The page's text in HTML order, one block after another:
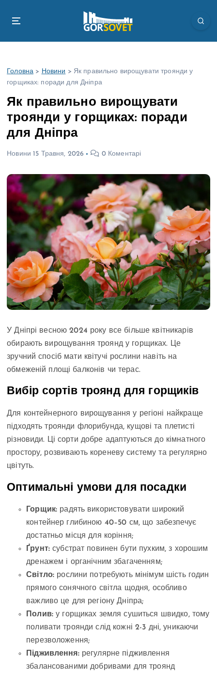
Головна > Новини > Як правильно вирощувати троянди у
горщиках: поради для Дніпра
Як правильно вирощувати
троянди у горщиках: поради
для Дніпра
Новини 15 Травня, 2026 0 Коментарі
У Дніпрі весною 2024 року все більше квітникарів
обирають вирощування троянд у горщиках. Це
зручний спосіб мати квітучі рослини навіть на
обмеженій площі балконів чи терас.
Вибір сортів троянд для горщиків
Для контейнерного вирощування у регіоні найкраще
підходять троянди флорибунда, кущові та плетисті
різновиди. Ці сорти добре адаптуються до кімнатного
простору, розвивають кореневу систему та регулярно
цвітуть.
Оптимальні умови для посадки
Горщик: радять використовувати широкий
контейнер глибиною 40–50 см, що забезпечує
достатньо місця для коріння;
Ґрунт:субстрат повинен бути пухким, з хорошим
дренажем і органічним збагаченням;
Світло: рослини потребують мінімум шість годин
прямого сонячного світла щодня, особливо
важливо це для регіону Дніпра;
Полив:у горщиках земля сушиться швидко, тому
поливати троянди слід кожні 2-3 дні, уникаючи
перезволоження;
Підживлення:регулярне підживлення
збалансованими добривами для троянд